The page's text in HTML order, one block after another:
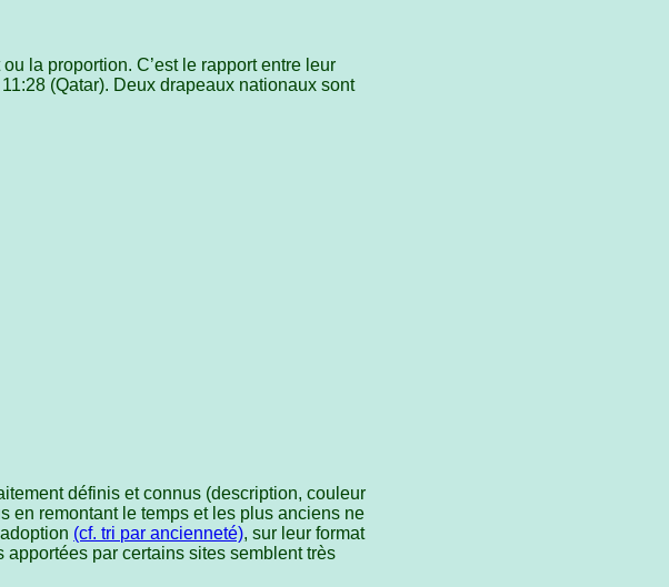
la proportion. C’est le rapport entre leur
(Qatar). Deux drapeaux nationaux sont
définis et connus (description, couleur
en remontant le temps et les plus anciens ne
(cf. tri par ancienneté), sur leur format
apportées par certains sites semblent très